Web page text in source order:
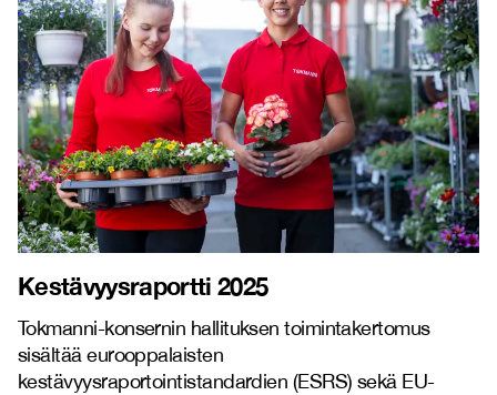
Kestävyysraportti 2025
Tokmanni-konsernin hallituksen toimintakertomus
sisältää eurooppalaisten
kestävyysraportointistandardien (ESRS) sekä EU-